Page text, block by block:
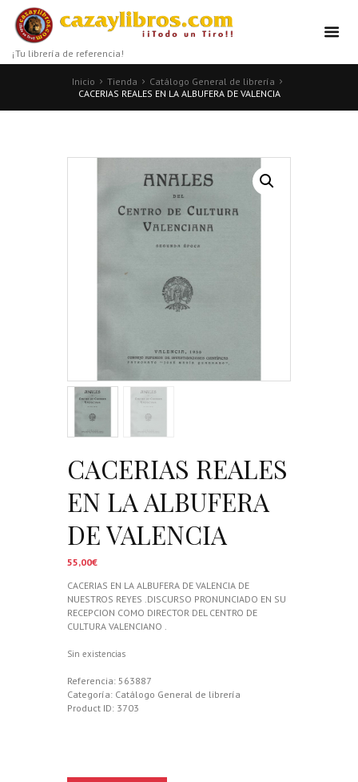
¡Tu librería de referencia!
Inicio Tienda
Catálogo General de librería
CACERIAS REALES EN LA ALBUFERA DE VALENCIA
CACERIAS REALES
EN LA ALBUFERA
DE VALENCIA
55,00€
CACERIAS EN LA ALBUFERA DE VALENCIA DE
NUESTROS REYES .DISCURSO PRONUNCIADO EN SU
RECEPCION COMO DIRECTOR DEL CENTRO DE
CULTURA VALENCIANO .
Sin existencias
Referencia: 563887
Categoría: Catálogo General de librería
Product ID: 3703